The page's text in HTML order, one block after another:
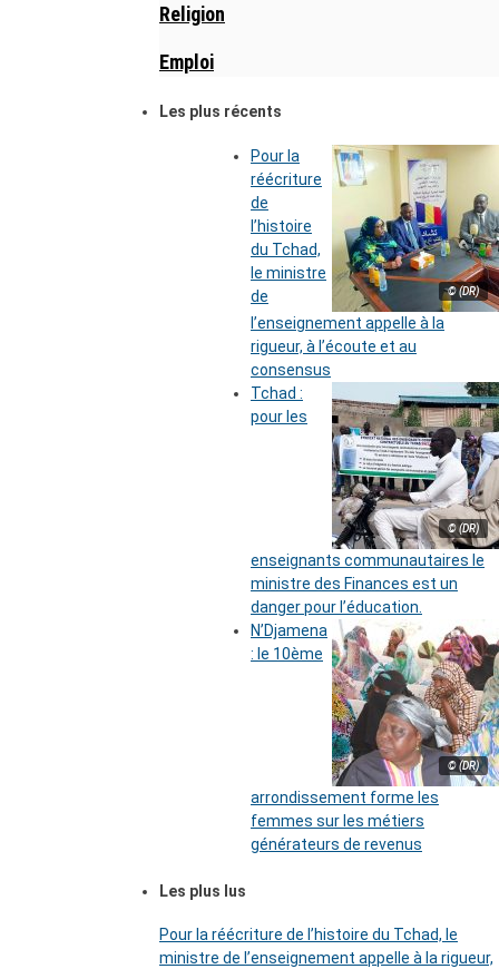
Religion
Emploi
Les plus récents
© (DR)
Pour la
réécriture
de
l’histoire
du Tchad,
le ministre
de
l’enseignement appelle à la
rigueur, à l’écoute et au
consensus
© (DR)
Tchad :
pour les
enseignants communautaires le
ministre des Finances est un
danger pour l’éducation.
© (DR)
N’Djamena
: le 10ème
arrondissement forme les
femmes sur les métiers
générateurs de revenus
Les plus lus
Pour la réécriture de l’histoire du Tchad, le
ministre de l’enseignement appelle à la rigueur,